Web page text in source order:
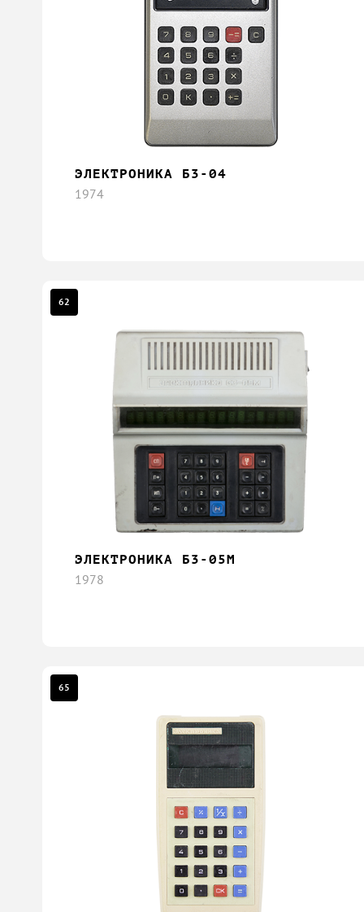
ЭЛЕКТРОНИКА Б3-04
1974
62
ЭЛЕКТРОНИКА Б3-05М
1978
65